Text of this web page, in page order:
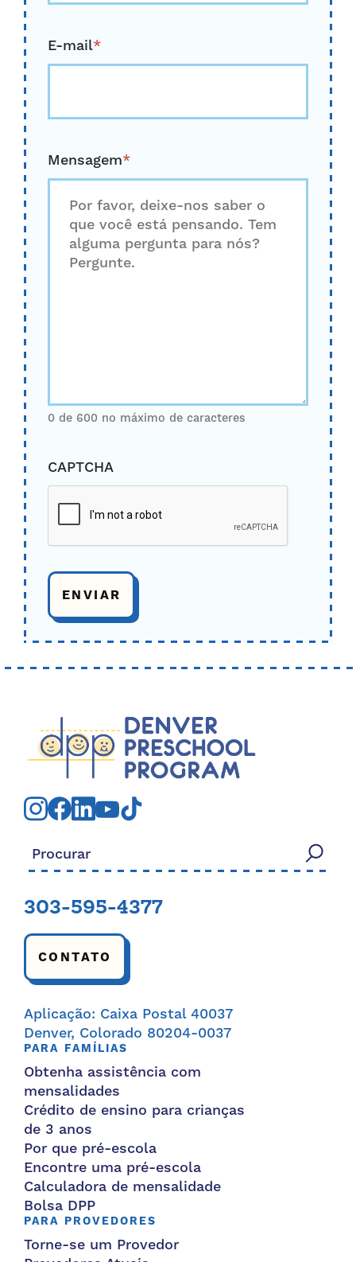
E-mail*
Mensagem*
0 de 600 no máximo de caracteres
CAPTCHA
Procurar:
303-595-4377
CONTATO
Aplicação: Caixa Postal 40037
Denver, Colorado 80204-0037
PARA FAMÍLIAS
Obtenha assistência com
mensalidades
Crédito de ensino para crianças
de 3 anos
Por que pré-escola
Encontre uma pré-escola
Calculadora de mensalidade
Bolsa DPP
PARA PROVEDORES
Torne-se um Provedor